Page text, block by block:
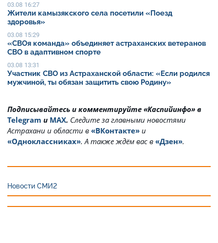
03.08 16:27
Жители камызякского села посетили «Поезд
здоровья»
03.08 15:29
«СВОя команда» объединяет астраханских ветеранов
СВО в адаптивном спорте
03.08 13:31
Участник СВО из Астраханской области: «Если родился
мужчиной, ты обязан защитить свою Родину»
Подписывайтесь и комментируйте «Каспийинфо» в
Telegram и MAX. Cледите за главными новостями
Астрахани и области в «ВКонтакте» и
«Одноклассниках». А также ждём вас в «Дзен».
Новости СМИ2